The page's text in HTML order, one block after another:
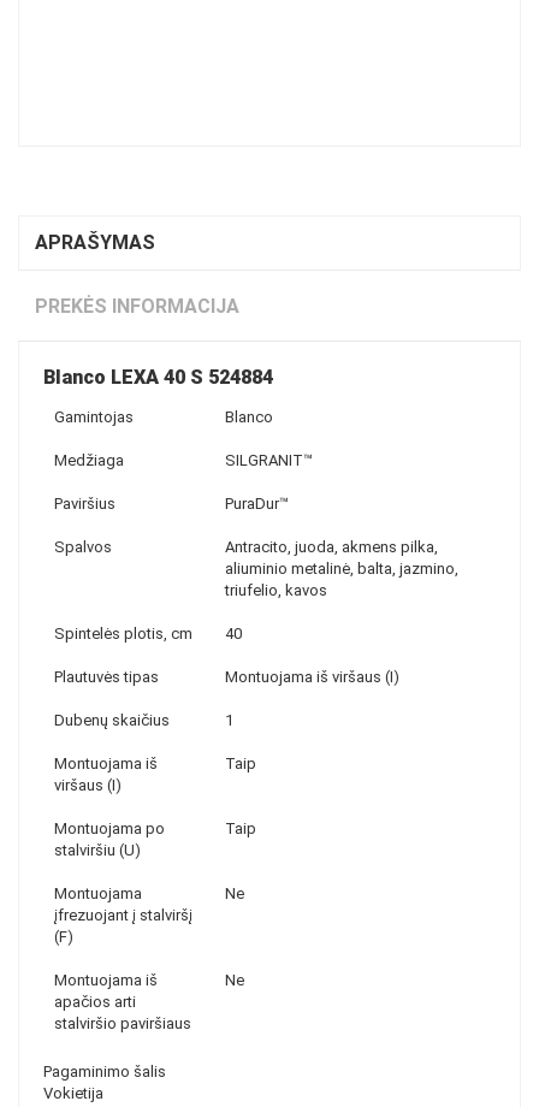
APRAŠYMAS
PREKĖS INFORMACIJA
Blanco LEXA 40 S 524884
Gamintojas Blanco
Medžiaga SILGRANIT™
Paviršius PuraDur™
Spalvos
Antracito, juoda, akmens pilka,
aliuminio metalinė, balta, jazmino,
triufelio, kavos
Spintelės plotis, cm 40
Plautuvės tipas Montuojama iš viršaus (I)
Dubenų skaičius 1
Montuojama iš
viršaus (I)
Taip
Montuojama po
stalviršiu (U)
Taip
Montuojama
įfrezuojant į stalviršį
(F)
Ne
Montuojama iš
apačios arti
stalviršio paviršiaus
Ne
Pagaminimo šalis
Vokietija